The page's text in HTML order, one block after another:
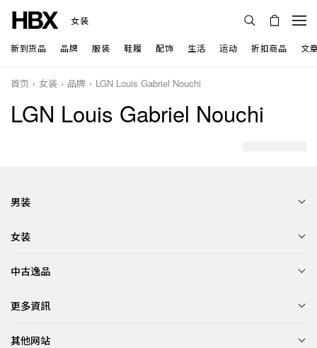
女装
新到货品 品牌 服装 鞋履 配饰 生活 运动 折扣商品 文
首页 女装 品牌 LGN Louis Gabriel Nouchi
LGN Louis Gabriel Nouchi
男装
女装
中古逸品
更多資訊
其他网站